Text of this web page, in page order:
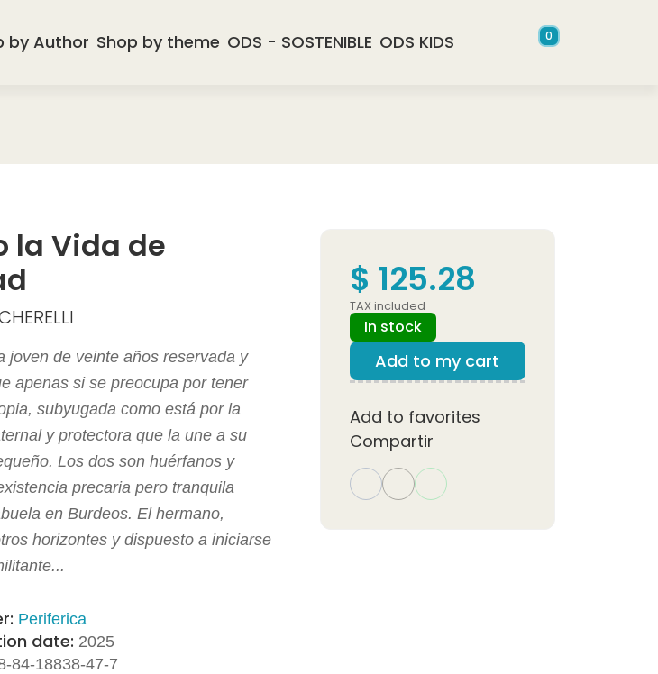
by Author Shop by theme ODS - SOSTENIBLE ODS KIDS 0
la Vida de
joven de veinte años reservada y
apenas si se preocupa por tener
subyugada como está por la
y protectora que la une a su
Los dos son huérfanos y
precaria pero tranquila
en Burdeos. El hermano,
horizontes y dispuesto a iniciarse
Periferica
date: 2025
84-18838-47-7
$ 125.28
TAX included
In stock
Add to my cart
Add to favorites
Compartir